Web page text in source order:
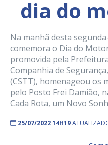
dia do
Na manhã desta
comemora o Dia do
promovida pela
Companhia de
(CSTT), homenageou os
pelo Posto Frei Damião,
Cada Rota, um Novo
25/07/2022 14H19